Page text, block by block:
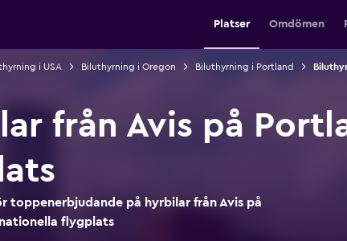
Platser Omdömen
i USA Biluthyrning i Oregon Biluthyrning i Portland
från Avis på
toppenerbjudande på hyrbilar från Avis på
flygplats